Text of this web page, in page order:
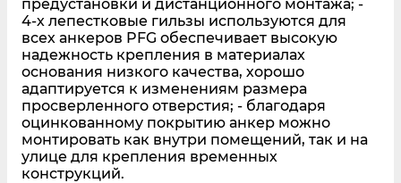
предустановки и дистанционного монтажа; -
4-х лепестковые гильзы используются для
всех анкеров PFG обеспечивает высокую
надежность крепления в материалах
основания низкого качества, хорошо
адаптируется к изменениям размера
просверленного отверстия; - благодаря
оцинкованному покрытию анкер можно
монтировать как внутри помещений, так и на
улице для крепления временных
конструкций.